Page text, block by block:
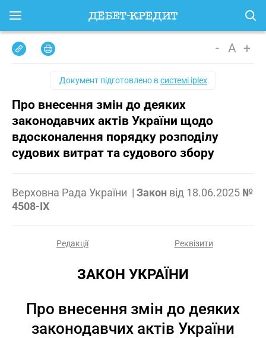
- A +
Документ підготовлено всистемі iplex
Про внесення змін до деяких
законодавчих актів України щодо
вдосконалення порядку розподілу
судових витрат та судового збору
Верховна Рада України | Закон від 18.06.2025 №
4508-IX
Редакції Реквізити
ЗАКОН УКРАЇНИ
Про внесення змін до деяких
законодавчих актів України